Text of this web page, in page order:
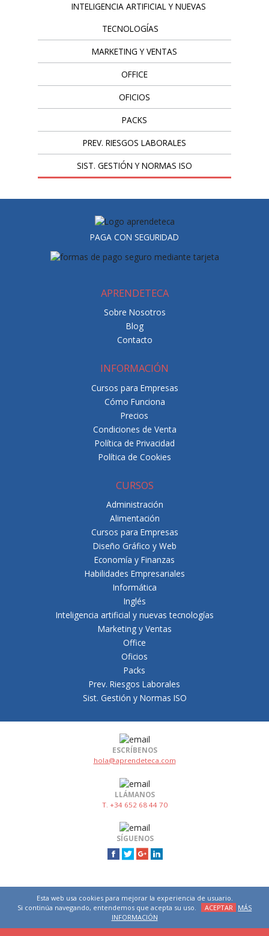
INTELIGENCIA ARTIFICIAL Y NUEVAS
TECNOLOGÍAS
MARKETING Y VENTAS
OFFICE
OFICIOS
PACKS
PREV. RIESGOS LABORALES
SIST. GESTIÓN Y NORMAS ISO
PAGA CON SEGURIDAD
APRENDETECA
Sobre Nosotros
Blog
Contacto
INFORMACIÓN
Cursos para Empresas
Cómo Funciona
Precios
Condiciones de Venta
Política de Privacidad
Política de Cookies
CURSOS
Administración
Alimentación
Cursos para Empresas
Diseño Gráfico y Web
Economía y Finanzas
Habilidades Empresariales
Informática
Inglés
Inteligencia artificial y nuevas tecnologías
Marketing y Ventas
Office
Oficios
Packs
Prev. Riesgos Laborales
Sist. Gestión y Normas ISO
ESCRÍBENOS
hola@aprendeteca.com
LLÁMANOS
T. +34 652 68 44 70
SÍGUENOS
Esta web usa cookies para mejorar la experiencia de usuario.
Si continúa navegando, entendemos que acepta su uso.
ACEPTAR
MÁS
INFORMACIÓN